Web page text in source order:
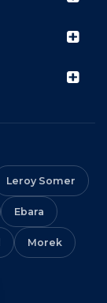
Leroy Somer
Ebara
Morek